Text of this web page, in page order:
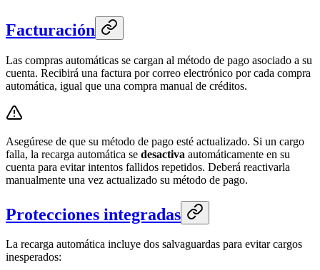
Facturación
Las compras automáticas se cargan al método de pago asociado a su
cuenta. Recibirá una factura por correo electrónico por cada compra
automática, igual que una compra manual de créditos.
Asegúrese de que su método de pago esté actualizado. Si un cargo
falla, la recarga automática se desactiva automáticamente en su
cuenta para evitar intentos fallidos repetidos. Deberá reactivarla
manualmente una vez actualizado su método de pago.
Protecciones integradas
La recarga automática incluye dos salvaguardas para evitar cargos
inesperados: